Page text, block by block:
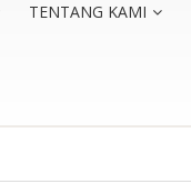
TENTANG KAMI